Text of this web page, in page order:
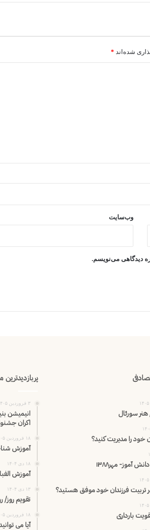
شده‌اند *
وب‌سایت
دیدگاهی می‌نویسم.
سورئال
خود را مدیریت کنید؟
آموز- مهر۱۳۸۸
تربیت فرزندان خود موفق هستید؟
۳ فروردین ۱۴۰۵
انیمیشن
اکران‌
۱۸ فروردین ۱۴۰۵
آموزش
۱۸ دی ۱۴۰۴
آموزش
۱۳ دی ۱۴۰۴
تقویم روز/
۱۸ فروردین ۱۴۰۵
آیا می